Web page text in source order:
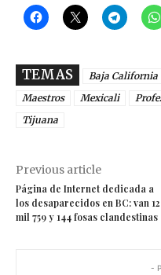
TEMAS Baja California
Maestros
Mexicali
Tijuana
Previous article
Página de Internet dedicada a
los desaparecidos en BC: van 12
mil 759 y 144 fosas clandestinas
-